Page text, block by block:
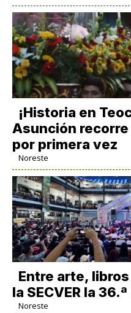
​¡Historia en
Asunción
por primera vez
Noreste
Entre arte,
la SECVER la
Noreste